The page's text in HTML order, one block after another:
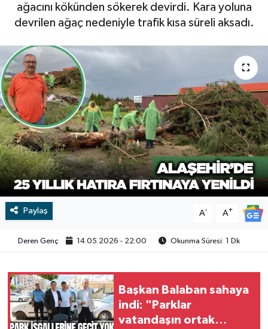
ağacını kökünden sökerek devirdi. Kara yoluna
devrilen ağaç nedeniyle trafik kısa süreli aksadı.
Paylaş A- A+
Deren Genç 14.05.2026 - 22:00 Okunma Süresi: 1 Dk
Başkan Balaban sahaya
indi: "Parklar
vatandaşın ortak
RESMİ İLAN
BİLİM VE TEKNOLOJİ
RESMİ İLAN
Yaşam
Tarih
Çevre
Dünya
İletişim
Künye
Video